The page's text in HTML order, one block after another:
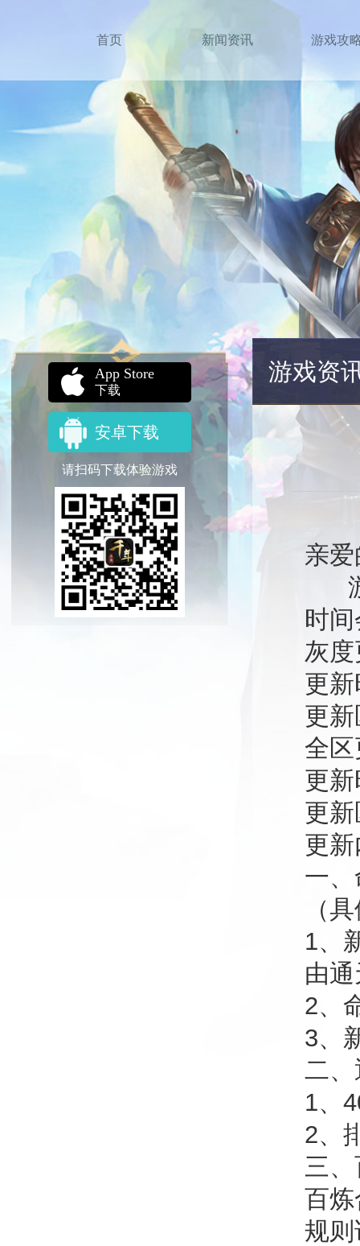
首页 新闻资讯 游戏攻
App Store
下载
安卓下载
请扫码下载体验游戏
游戏资
亲
游
时
灰
更
更
全
更
更
更
一
（
1、
由
2、
3、
二
1、
2、
三
百
规